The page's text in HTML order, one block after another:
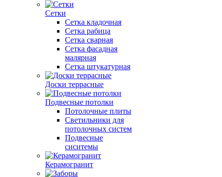
Сетки
Сетка кладочная
Сетка рабица
Сетка сварная
Сетка фасадная
малярная
Сетка штукатурная
Доски террасные
Подвесные потолки
Потолочные плиты
Светильники для
потолочных систем
Подвесные
сиситемы
Керамогранит